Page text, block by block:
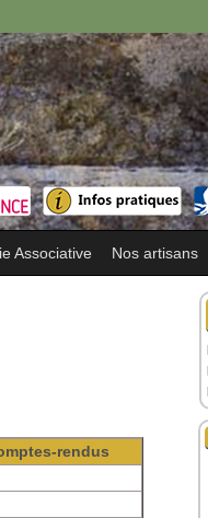
Associative Nos artisans
rendus